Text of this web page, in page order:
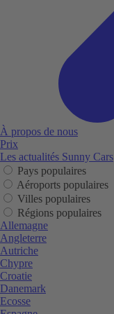
À propos de nous
Prix
Les actualités Sunny Cars
Pays populaires
Aéroports populaires
Villes populaires
Régions populaires
Allemagne
Angleterre
Autriche
Chypre
Croatie
Danemark
Ecosse